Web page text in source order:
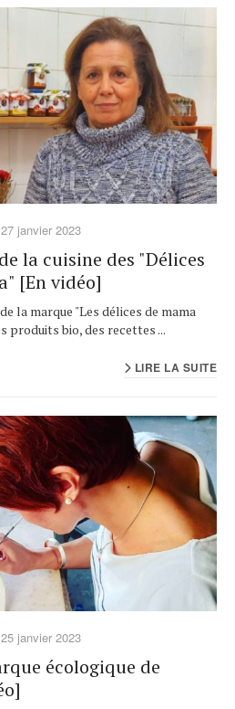
janvier 2023
la cuisine des "Délices
[En vidéo]
la marque "Les délices de mama
produits bio, des recettes ...
LIRE LA SUITE
janvier 2023
écologique de